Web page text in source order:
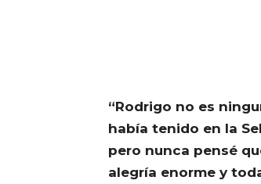
“Rodrigo no es
había tenido en la
pero nunca pensé
alegría enorme y